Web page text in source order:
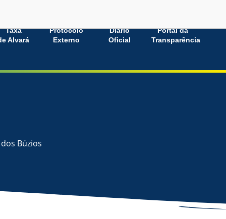
Taxa
Alvará
Protocolo
Externo
Diário
Oficial
Portal da
Transparência
Búzios